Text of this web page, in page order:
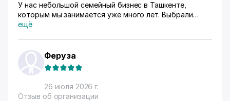
У нас небольшой семейный бизнес в Ташкенте,
которым мы занимается уже много лет. Выбрали
схему ФБС, для нашего Узбекистана это пока
приема. Покупатели из рахных стран берут, из
России особенно много, узбекский хлопок там
любят) За продажами следим через приложение, оно
очень помогает все контролировать, да и удобное
само по себе
ещё
Феруза
26 июля 2026 г.
Отзыв об организации